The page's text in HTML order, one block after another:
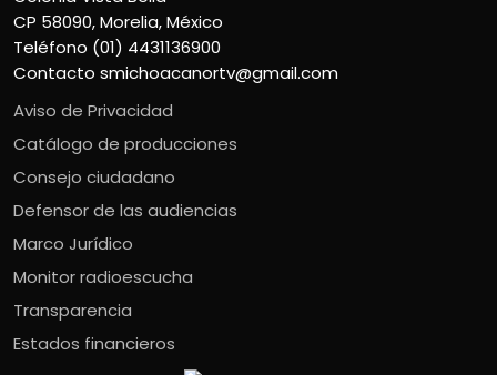
CP 58090, Morelia, México
Teléfono (01) 4431136900
Contacto smichoacanortv@gmail.com
Aviso de Privacidad
Catálogo de producciones
Consejo ciudadano
Defensor de las audiencias
Marco Jurídico
Monitor radioescucha
Transparencia
Estados financieros